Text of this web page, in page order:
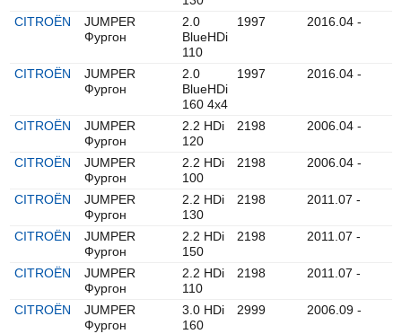
CITROËN
JUMPER
Фургон
2.0
BlueHDi
110
1997 2016.04 -
CITROËN
JUMPER
Фургон
2.0
BlueHDi
160 4x4
1997 2016.04 -
CITROËN
JUMPER
Фургон
2.2 HDi
120
2198 2006.04 -
CITROËN
JUMPER
Фургон
2.2 HDi
100
2198 2006.04 -
CITROËN
JUMPER
Фургон
2.2 HDi
130
2198 2011.07 -
CITROËN
JUMPER
Фургон
2.2 HDi
150
2198 2011.07 -
CITROËN
JUMPER
Фургон
2.2 HDi
110
2198 2011.07 -
CITROËN
JUMPER
Фургон
3.0 HDi
160
2999 2006.09 -